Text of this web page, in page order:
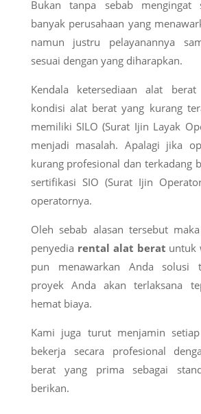
Bukan tanpa sebab
banyak perusahaan yang
namun justru pelayanannya
sesuai dengan yang diharapkan.
Kendala ketersediaan alat
kondisi alat berat yang kurang
memiliki SILO (Surat Ijin Layak
menjadi masalah. Apalagi jika
kurang profesional dan terkadang
sertifikasi SIO (Surat Ijin
operatornya.
Oleh sebab alasan tersebut
penyedia rental alat berat untuk
pun menawarkan Anda solusi
proyek Anda akan terlaksana
hemat biaya.
Kami juga turut menjamin
bekerja secara profesional
berat yang prima sebagai
berikan.